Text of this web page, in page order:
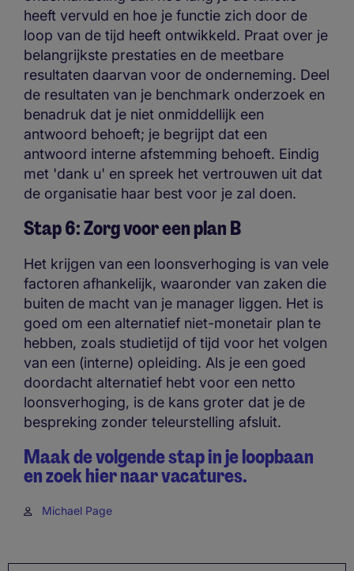
heeft vervuld en hoe je functie zich door de
loop van de tijd heeft ontwikkeld. Praat over je
belangrijkste prestaties en de meetbare
resultaten daarvan voor de onderneming. Deel
de resultaten van je benchmark onderzoek en
benadruk dat je niet onmiddellijk een
antwoord behoeft; je begrijpt dat een
antwoord interne afstemming behoeft. Eindig
met 'dank u' en spreek het vertrouwen uit dat
de organisatie haar best voor je zal doen.
Stap 6: Zorg voor een plan B
Het krijgen van een loonsverhoging is van vele
factoren afhankelijk, waaronder van zaken die
buiten de macht van je manager liggen. Het is
goed om een alternatief niet-monetair plan te
hebben, zoals studietijd of tijd voor het volgen
van een (interne) opleiding. Als je een goed
doordacht alternatief hebt voor een netto
loonsverhoging, is de kans groter dat je de
bespreking zonder teleurstelling afsluit.
Maak de volgende stap in je loopbaan
en zoek hier naar vacatures.
Michael Page